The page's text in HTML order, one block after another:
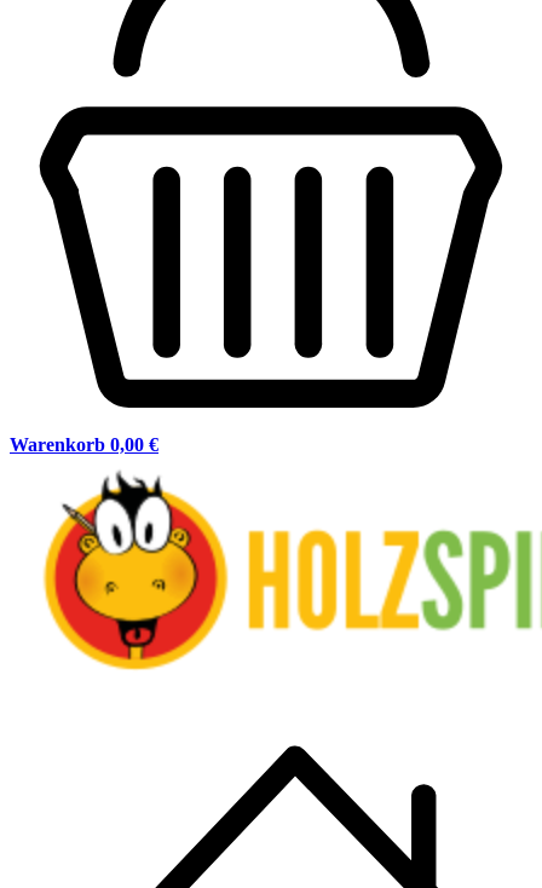
Warenkorb 0,00 €